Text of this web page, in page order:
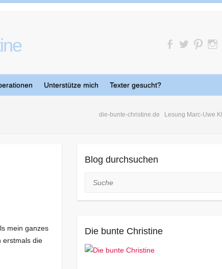
Unterstütze mich Texter gesucht?
die-bunte-christine.de Lesung Marc-Uwe
mein ganzes
erstmals die
Blog durchsuchen
Suche
Die bunte Christine